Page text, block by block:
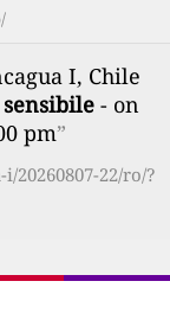
I, Chile
- on
pm”
20260807-22/ro/?